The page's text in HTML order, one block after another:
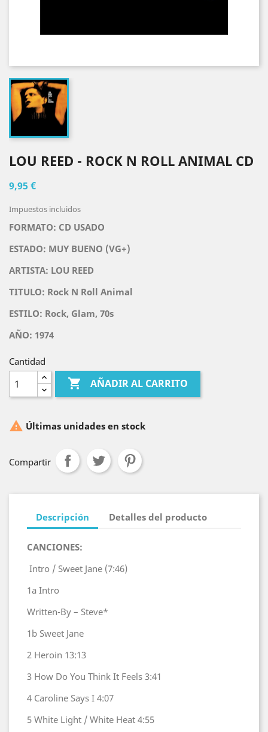
LOU REED - ROCK N ROLL ANIMAL CD
9,95 €
Impuestos incluidos
FORMATO: CD USADO
ESTADO: MUY BUENO (VG+)
ARTISTA: LOU REED
TITULO: Rock N Roll Animal
ESTILO: Rock, Glam, 70s
AÑO: 1974
Cantidad
 AÑADIR AL CARRITO
 Últimas unidades en stock
Compartir
Descripción Detalles del producto
CANCIONES:
Intro / Sweet Jane (7:46)
1a Intro
Written-By – Steve*
1b Sweet Jane
2 Heroin 13:13
3 How Do You Think It Feels 3:41
4 Caroline Says I 4:07
5 White Light / White Heat 4:55